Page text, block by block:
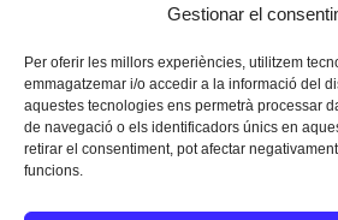
Gestionar el
Per oferir les millors experiències, utilitzem
emmagatzemar i/o accedir a la informació del
aquestes tecnologies ens permetrà processar
de navegació o els identificadors únics en
retirar el consentiment, pot afectar
funcions.
post:
Instagram